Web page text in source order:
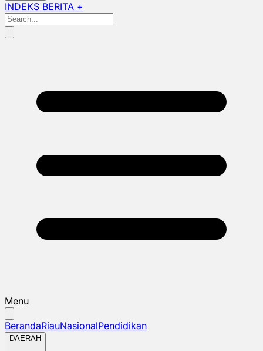
INDEKS BERITA +
Menu
BerandaRiauNasionalPendidikan
DAERAH